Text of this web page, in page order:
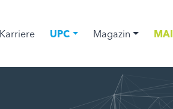
Karriere UPC Magazin MAI